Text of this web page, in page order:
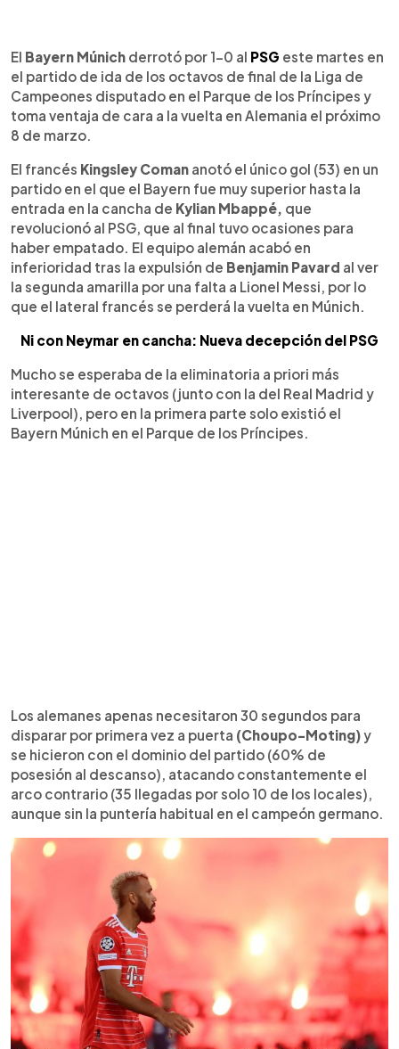
Escuchar artículo
El Bayern Múnich derrotó por 1-0 al PSG este martes en
el partido de ida de los octavos de final de la Liga de
Campeones disputado en el Parque de los Príncipes y
toma ventaja de cara a la vuelta en Alemania el próximo
8 de marzo.
El francés Kingsley Coman anotó el único gol (53) en un
partido en el que el Bayern fue muy superior hasta la
entrada en la cancha de Kylian Mbappé, que
revolucionó al PSG, que al final tuvo ocasiones para
haber empatado. El equipo alemán acabó en
inferioridad tras la expulsión de Benjamin Pavard al ver
la segunda amarilla por una falta a Lionel Messi, por lo
que el lateral francés se perderá la vuelta en Múnich.
Ni con Neymar en cancha: Nueva decepción del PSG
Mucho se esperaba de la eliminatoria a priori más
interesante de octavos (junto con la del Real Madrid y
Liverpool), pero en la primera parte solo existió el
Bayern Múnich en el Parque de los Príncipes.
Los alemanes apenas necesitaron 30 segundos para
disparar por primera vez a puerta (Choupo-Moting)y
se hicieron con el dominio del partido (60% de
posesión al descanso), atacando constantemente el
arco contrario (35 llegadas por solo 10 de los locales),
aunque sin la puntería habitual en el campeón germano.